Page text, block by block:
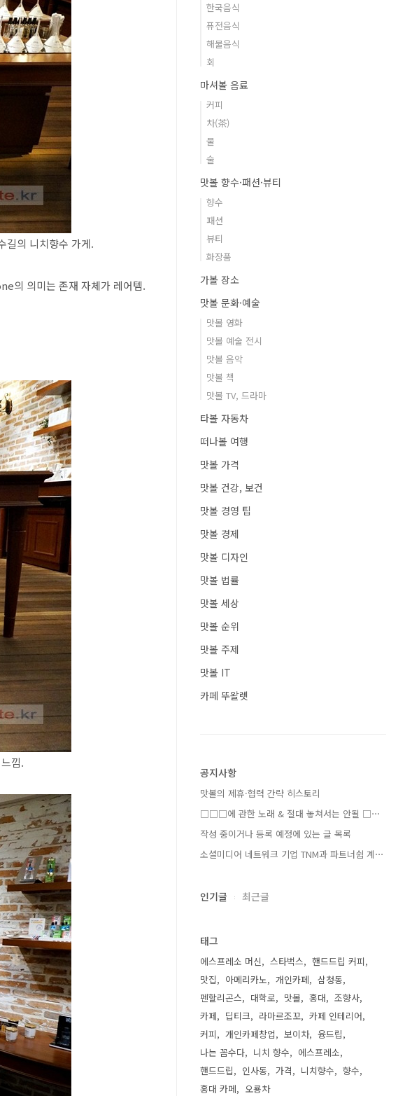
길의 니치향수 가게.
의 의미는 존재 자체가 레어템.
낌.
한국음식
퓨전음식
해물음식
회
마셔볼 음료
커피
차(茶)
물
술
맛볼 향수·패션·뷰티
향수
패션
뷰티
화장품
가볼 장소
맛볼 문화·예술
맛볼 영화
맛볼 예술 전시
맛볼 음악
맛볼 책
맛볼 TV, 드라마
타볼 자동차
떠나볼 여행
맛볼 가격
맛볼 건강, 보건
맛볼 경영 팁
맛볼 경제
맛볼 디자인
맛볼 법률
맛볼 세상
맛볼 순위
맛볼 주제
맛볼 IT
카페 뚜왈렛
공지사항
맛볼의 제휴·협력 간략 히스토리
□□□에 관한 노래 & 절대 놓쳐서는 안될 □⋯
작성 중이거나 등록 예정에 있는 글 목록
소셜미디어 네트워크 기업 TNM과 파트너쉽 계⋯
인기글 최근글
태그
에스프레소 머신 스타벅스
핸드드립 커피
맛집
아메리카노 개인카페
삼청동
펜할리곤스
대학로 맛볼 홍대
조향사
카페
딥티크 라마르조꼬
카페 인테리어
커피
개인카페창업 보이차
융드립
나는 꼼수다
니치 향수
에스프레소
핸드드립
인사동 가격 니치향수
향수
홍대 카페
오룡차